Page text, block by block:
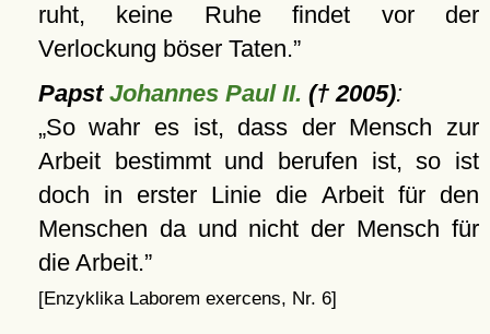
ruht, keine Ruhe findet vor der
Verlockung böser Taten.
Papst Johannes Paul II. († 2005):
So wahr es ist, dass der Mensch zur
Arbeit bestimmt und berufen ist, so ist
doch in erster Linie die Arbeit für den
Menschen da und nicht der Mensch für
die Arbeit.
[Enzyklika Laborem exercens, Nr. 6]